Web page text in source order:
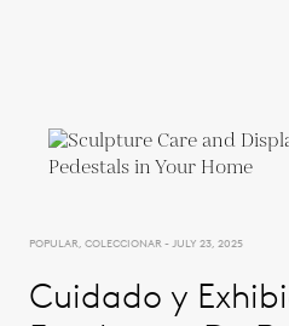
POPULAR, COLECCIONAR - JULY 23, 2025
Cuidado y